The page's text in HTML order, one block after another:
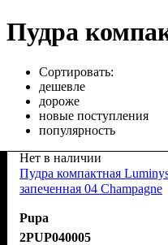
Пудра
Сортировать:
дешевле
дороже
новые поступления
популярность
Нет в наличии
Пудра компактная
запеченная 04 Champagne
Pupa
2PUP040005